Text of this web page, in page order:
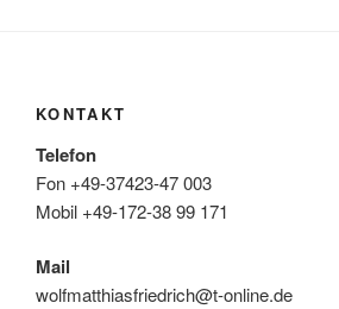
KONTAKT
Telefon
Fon +49-37423-47 003
Mobil +49-172-38 99 171
Mail
wolfmatthiasfriedrich@t-online.de